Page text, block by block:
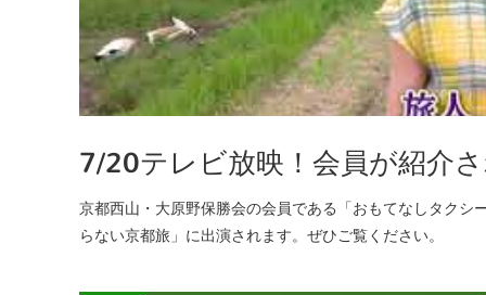
7/20テレビ放映！会員が紹介
京都西山・大原野保勝会の会員である「おもてなしタク
らない京都旅」に出演されます。ぜひご覧ください。